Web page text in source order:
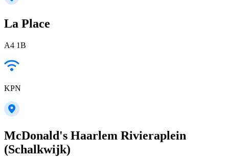
La Place
A4 1B
KPN
McDonald's Haarlem Rivieraplein
(Schalkwijk)